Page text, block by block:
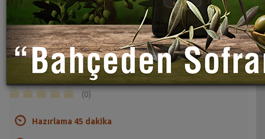
Cevizli Evreşe Kurabiyesi Tarifi
Sahrap Soysal
Ağızda dağılan kıyır kıyır bir kurabiye.
(0)
Hazırlama 45 dakika